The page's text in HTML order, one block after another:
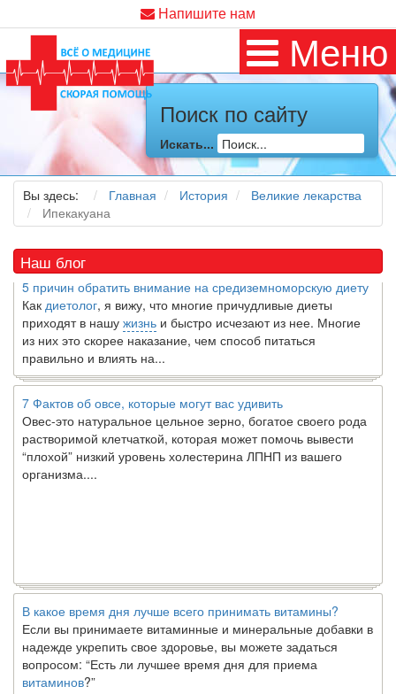
Напишите нам
Меню
Поиск по сайту
Искать...
Вы здесь: Главная История
Великие лекарства
Ипекакуана
Наш блог
Как я заболел во время локдауна?
Это странная ситуация: вы соблюдали все меры
предосторожности COVID-19 (вы почти все время дома),
но, тем не менее, вы каким-то образом простудились. Вы
можете задаться...
5 причин обратить внимание на средиземноморскую диету
Какдиетолог, я вижу, что многие причудливые диеты
приходят в нашужизньи быстро исчезают из нее. Многие
из них это скорее наказание, чем способ питаться
правильно и влиять на...
7 Фактов об овсе, которые могут вас удивить
Овес-это натуральное цельное зерно, богатое своего рода
растворимой клетчаткой, которая может помочь вывести
“плохой” низкий уровень холестерина ЛПНП из вашего
организма....
В какое время дня лучше всего принимать витамины?
Если вы принимаете витаминные и минеральные добавки в
надежде укрепить свое здоровье, вы можете задаться
вопросом: “Есть ли лучшее время дня для приема
витаминов ?”